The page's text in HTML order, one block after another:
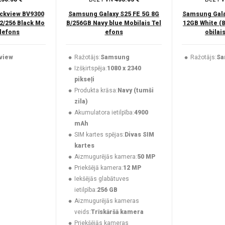
BV9300
256 Black Mo
Samsung Galaxy S25 FE 5G 8G
B/256GB Navy blue Mobilais Tel
efons
Ražotājs:Samsung
Izšķirtspēja:1080 x 2340
pikseļi
Produkta krāsa: Navy (tumši
zila)
Akumulatora ietilpība:4900
mAh
SIM kartes spējas: Divas SIM
kartes
Aizmugurējās kamera:50 MP
Priekšējā kamera:12 MP
Iekšējās glabātuves
ietilpība:256 GB
Aizmugurējās kameras
veids:Trīskāršā kamera
Priekšējās kameras
Samsung
12GB White
Ražotājs: